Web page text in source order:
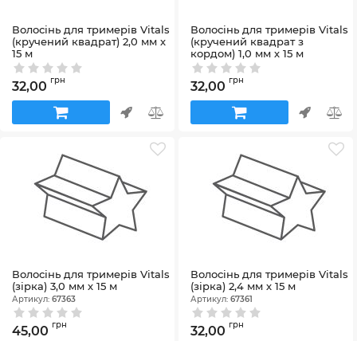
Волосінь для тримерів Vitals
(кручений квадрат) 2,0 мм х
15 м
Артикул:67364
32,00 грн
Волосінь для тримерів Vitals
(кручений квадрат з
кордом) 1,0 мм х 15 м
Артикул:183838
32,00 грн
Волосінь для тримерів Vitals
(зірка) 3,0 мм х 15 м
Артикул: 67363
45,00 грн
Волосінь для тримерів Vitals
(зірка) 2,4 мм х 15 м
Артикул: 67361
32,00 грн